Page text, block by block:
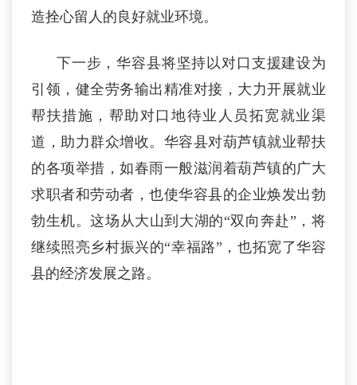
造拴心留人的良好就业环境。
下一步，华容县将坚持以对口支援建设为
引领，健全劳务输出精准对接，大力开展就业
帮扶措施，帮助对口地待业人员拓宽就业渠
道，助力群众增收。华容县对葫芦镇就业帮扶
的各项举措，如春雨一般滋润着葫芦镇的广大
求职者和劳动者，也使华容县的企业焕发出勃
勃生机。这场从大山到大湖的“双向奔赴”，将
继续照亮乡村振兴的“幸福路”，也拓宽了华容
县的经济发展之路。